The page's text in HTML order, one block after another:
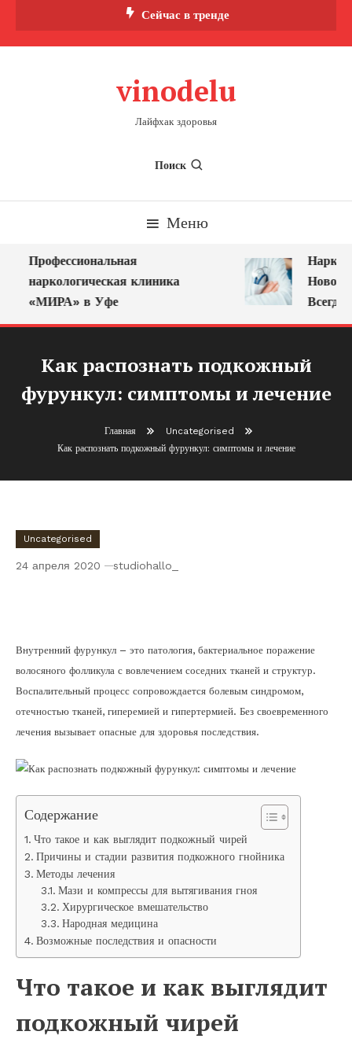
Сейчас в тренде
vinodelu
Лайфхак здоровья
Поиск
Меню
Профессиональная
наркологическая клиника
«МИРА» в Уфе
Всегда
Как распознать подкожный
фурункул: симптомы и лечение
Главная
Uncategorised
Как распознать подкожный фурункул: симптомы и лечение
Uncategorised
24 апреля 2020 studiohallo_
Внутренний фурункул – это патология, бактериальное поражение
волосяного фолликула с вовлечением соседних тканей и структур.
Воспалительный процесс сопровождается болевым синдромом,
отечностью тканей, гиперемией и гипертермией. Без своевременного
лечения вызывает опасные для здоровья последствия.
Содержание
Что такое и как выглядит подкожный чирей
Причины и стадии развития подкожного гнойника
Методы лечения
Мази и компрессы для вытягивания гноя
Хирургическое вмешательство
Народная медицина
Возможные последствия и опасности
Что такое и как выглядит
подкожный чирей